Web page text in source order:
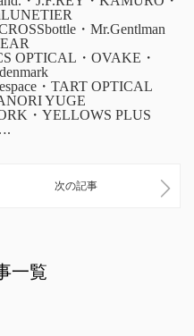
・Mr.Gentlman
OPTICAL・OVAKE・
・TART OPTICAL
YUGE
・YELLOWS PLUS
次の記事
一覧